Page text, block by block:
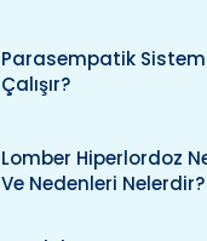
Parasempatik Sistem
Çalışır?
Lomber Hiperlordoz
Ve Nedenleri Nelerdir?